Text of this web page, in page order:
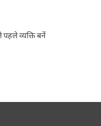
पहले व्यक्ति बनें